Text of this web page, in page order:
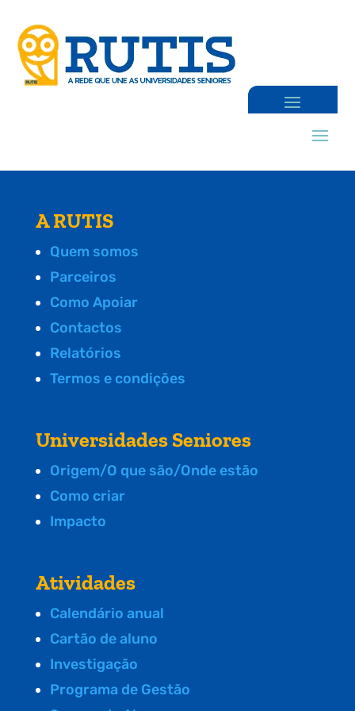
A RUTIS
Quem somos
Parceiros
Como Apoiar
Contactos
Relatórios
Termos e condições
Universidades Seniores
Origem/O que são/Onde estão
Como criar
Impacto
Atividades
Calendário anual
Cartão de aluno
Investigação
Programa de Gestão